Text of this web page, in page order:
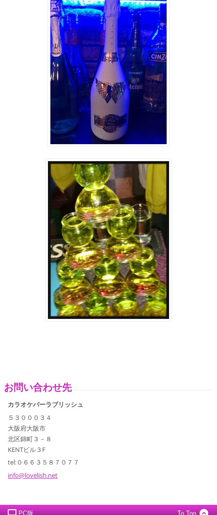
お問い合わせ先
カラオケバーラブリッシュ
５３０００３４
大阪府大阪市
北区錦町３－８
KENTビル３F
tel:０６６３５８７０７７
info@lovelish.net
PC版 To Top